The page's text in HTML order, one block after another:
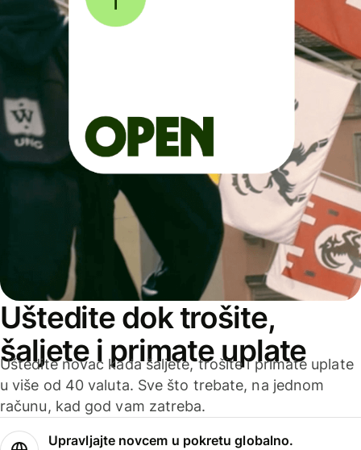
Uštedite dok trošite,
šaljete i primate uplate
Uštedite novac kada šaljete, trošite i primate uplate
u više od 40 valuta. Sve što trebate, na jednom
računu, kad god vam zatreba.
Upravljajte novcem u pokretu globalno.